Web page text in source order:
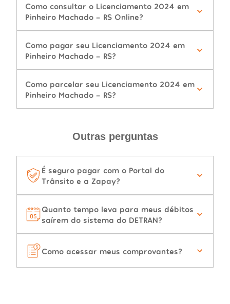
Como consultar o Licenciamento 2024 em
Pinheiro Machado - RS Online?
Como pagar seu Licenciamento 2024 em
Pinheiro Machado - RS?
Como parcelar seu Licenciamento 2024 em
Pinheiro Machado - RS?
Outras perguntas
É seguro pagar com o Portal do
Trânsito e a Zapay?
Quanto tempo leva para meus débitos
saírem do sistema do DETRAN?
Como acessar meus comprovantes?